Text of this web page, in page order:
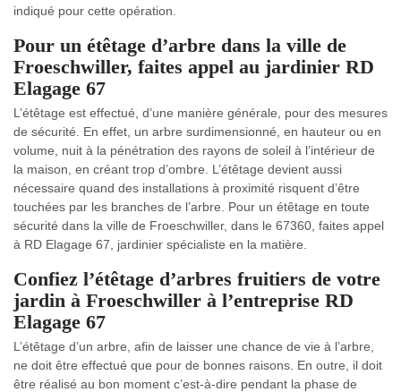
indiqué pour cette opération.
Pour un étêtage d’arbre dans la ville de
Froeschwiller, faites appel au jardinier RD
Elagage 67
L’étêtage est effectué, d’une manière générale, pour des mesures
de sécurité. En effet, un arbre surdimensionné, en hauteur ou en
volume, nuit à la pénétration des rayons de soleil à l’intérieur de
la maison, en créant trop d’ombre. L’étêtage devient aussi
nécessaire quand des installations à proximité risquent d’être
touchées par les branches de l’arbre. Pour un étêtage en toute
sécurité dans la ville de Froeschwiller, dans le 67360, faites appel
à RD Elagage 67, jardinier spécialiste en la matière.
Confiez l’étêtage d’arbres fruitiers de votre
jardin à Froeschwiller à l’entreprise RD
Elagage 67
L’étêtage d’un arbre, afin de laisser une chance de vie à l’arbre,
ne doit être effectué que pour de bonnes raisons. En outre, il doit
être réalisé au bon moment c’est-à-dire pendant la phase de